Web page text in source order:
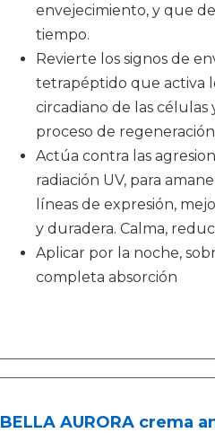
envejecimiento, y que
tiempo.
Revierte los signos de
tetrapéptido que activa
circadiano de las células
proceso de
Actúa contra las
radiación UV, para
líneas de expresión,
y duradera. Calma,
Aplicar por la noche,
completa absorción
BELLA AURORA crema